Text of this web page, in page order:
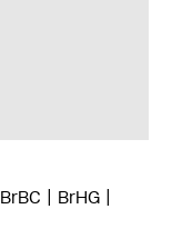
BrBC
BrHG